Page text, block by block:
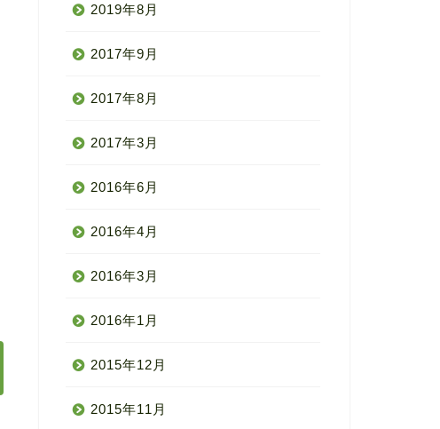
2019年8月
2017年9月
2017年8月
2017年3月
2016年6月
2016年4月
2016年3月
2016年1月
2015年12月
2015年11月